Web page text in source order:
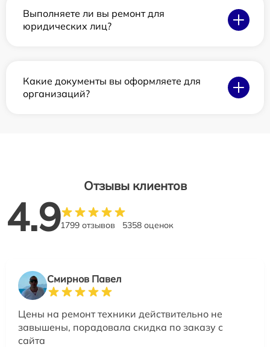
Выполняете ли вы ремонт для
юридических лиц?
Какие документы вы оформляете для
организаций?
Отзывы клиентов
4.91799 отзывов 5358 оценок
Смирнов Павел
Цены на ремонт техники действительно не
завышены, порадовала скидка по заказу с
сайта